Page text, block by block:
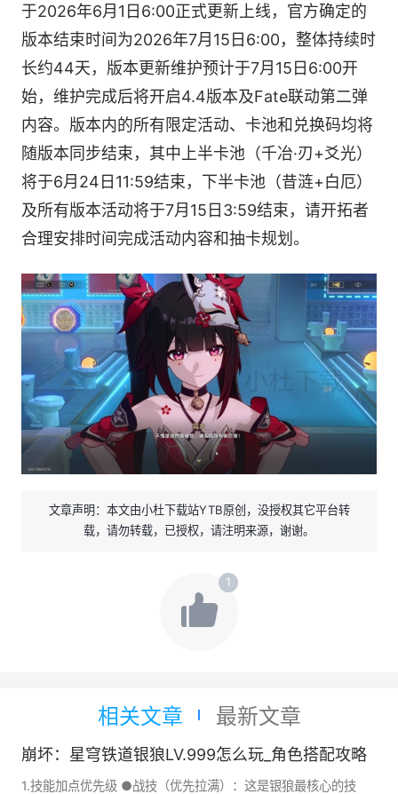
于2026年6月1日6:00正式更新上线，官方确定的
版本结束时间为2026年7月15日6:00，整体持续时
长约44天，版本更新维护预计于7月15日6:00开
始，维护完成后将开启4.4版本及Fate联动第二弹
内容。版本内的所有限定活动、卡池和兑换码均将
随版本同步结束，其中上半卡池（千冶·刃+爻光）
将于6月24日11:59结束，下半卡池（昔涟+白厄）
及所有版本活动将于7月15日3:59结束，请开拓者
合理安排时间完成活动内容和抽卡规划。
文章声明：本文由小杜下载站YTB原创，没授权其它平台转
载，请勿转载，已授权，请注明来源，谢谢。
1
相关文章 最新文章
崩坏：星穹铁道银狼LV.999怎么玩_角色搭配攻略
1.技能加点优先级 ●战技（优先拉满）：这是银狼最核心的技